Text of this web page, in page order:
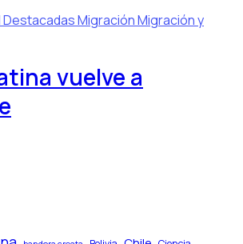
DestacadasMigraciónMigración y
vuelve a